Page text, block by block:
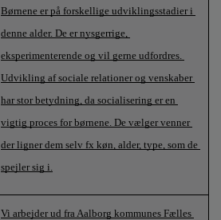
Børnene er på forskellige udviklingsstadier i
denne alder. De er nysgerrige,
eksperimenterende og vil gerne udfordres.
Udvikling af sociale relationer og venskaber
har stor betydning, da socialisering er en
vigtig proces for børnene. De vælger venner
der ligner dem selv fx køn, alder, type, som de
spejler sig i.
Vi arbejder ud fra Aalborg kommunes Fælles